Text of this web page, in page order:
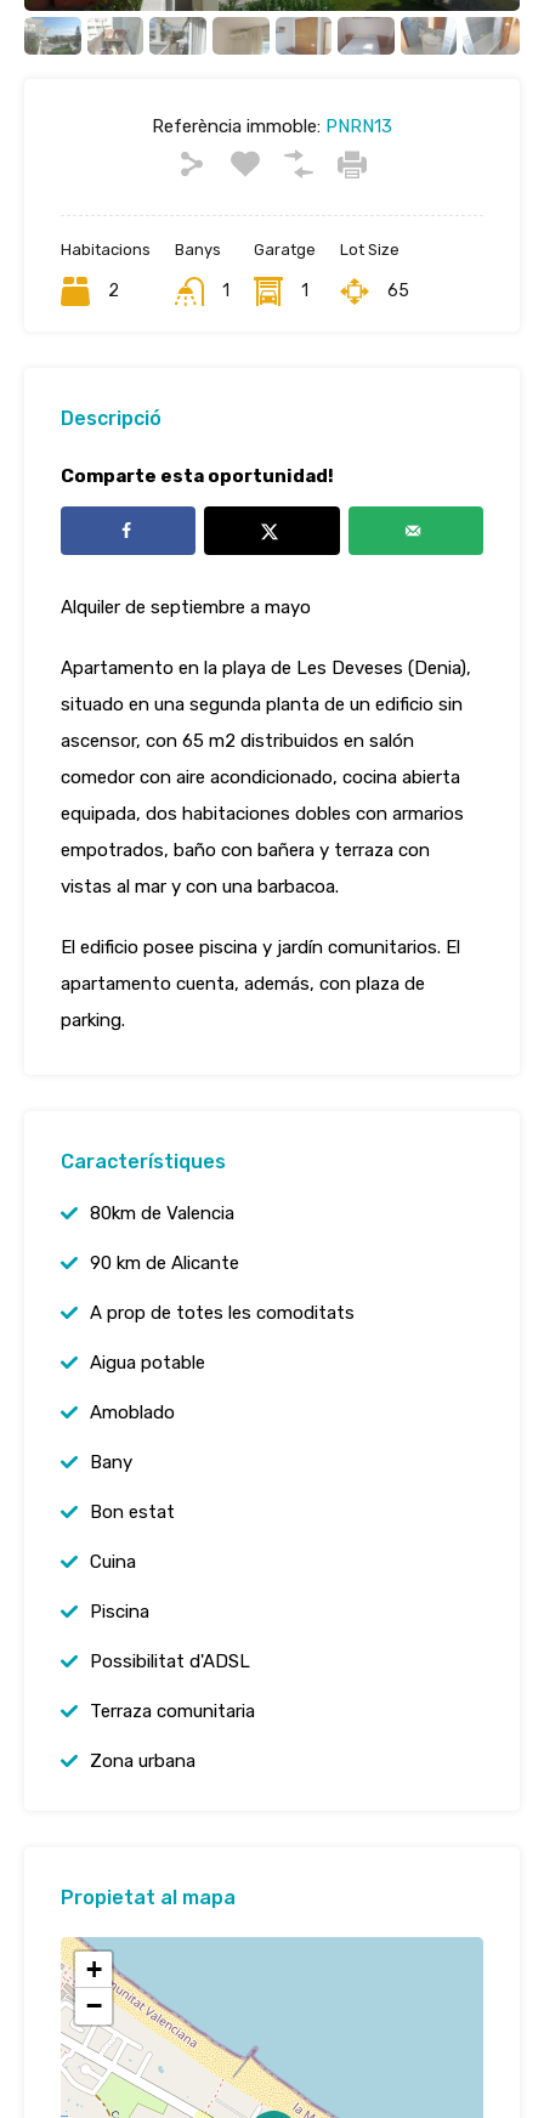
Referència immoble: PNRN13
Habitacions
2
Banys
1
Garatge
1
Lot Size
65
Descripció
Comparte esta oportunidad!
Alquiler de septiembre a mayo
Apartamento en la playa de Les Deveses (Denia),
situado en una segunda planta de un edificio sin
ascensor, con 65 m2 distribuidos en salón
comedor con aire acondicionado, cocina abierta
equipada, dos habitaciones dobles con armarios
empotrados, baño con bañera y terraza con
vistas al mar y con una barbacoa.
El edificio posee piscina y jardín comunitarios. El
apartamento cuenta, además, con plaza de
parking.
Característiques
80km de Valencia
90 km de Alicante
A prop de totes les comoditats
Aigua potable
Amoblado
Bany
Bon estat
Cuina
Piscina
Possibilitat d'ADSL
Terraza comunitaria
Zona urbana
Propietat al mapa
+
−